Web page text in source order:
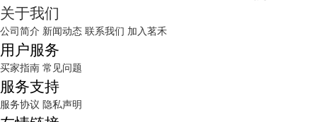
关于我们
公司简介 新闻动态 联系我们 加入茗禾
用户服务
买家指南 常见问题
服务支持
服务协议 隐私声明